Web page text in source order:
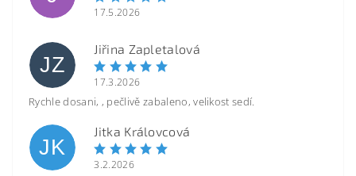
17.5.2026
JZ
Jiřina Zapletalová
17.3.2026
Rychle dosani, , pečlivě zabaleno, velikost sedí.
JK
Jitka Královcová
3.2.2026